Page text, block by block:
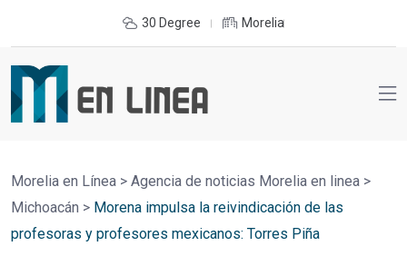
30 Degree Morelia
Morelia en Línea > Agencia de noticias Morelia en linea >
Michoacán > Morena impulsa la reivindicación de las
profesoras y profesores mexicanos: Torres Piña